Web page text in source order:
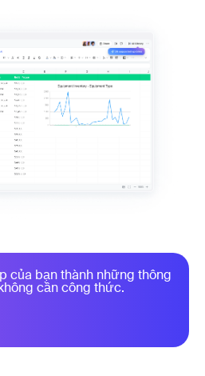
của bạn thành những thông
cần công thức.